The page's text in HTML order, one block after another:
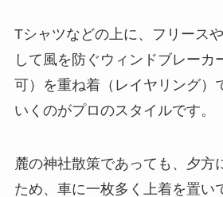
Tシャツなどの上に、フリース
して風を防ぐウィンドブレーカ
可）を重ね着（レイヤリング）
いくのがプロのスタイルです。
麓の神社散策であっても、夕方
ため、車に一枚多く上着を置い